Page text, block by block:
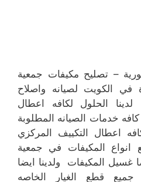
– تصليح مكيفات جمعية
في الكويت لصيانه واصلاح
الحلول لكافه اعطال
خدمات الصيانه المطلوبة
اعطال التكييف المركزي
انواع المكيفات في جمعية
غسيل المكيفات ولدينا ايضا
قطع الغيار الخاصه